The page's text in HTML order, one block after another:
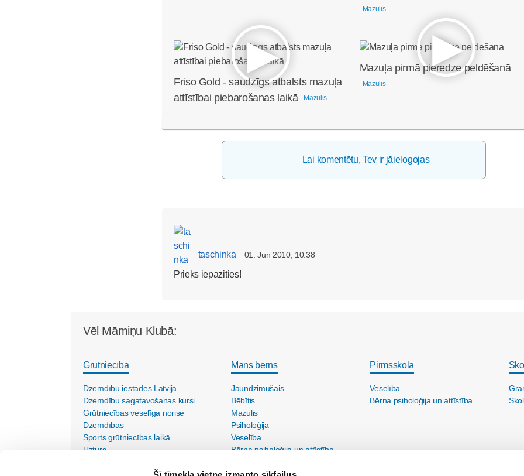
Mazulis
Friso Gold - saudzīgs atbalsts mazuļa
attīstībai piebarošanas laikā
Mazulis
Mazuļa pirmā pieredze peldēšanā
Mazulis
Lai komentētu, Tev ir jāielogojas
taschinka 01. Jun 2010, 10:38
Prieks iepazities!
Vēl Māmiņu Klubā:
Grūtniecība
Dzemdību iestādes Latvijā
Dzemdību sagatavošanas kursi
Grūtniecības veselīga norise
Dzemdības
Sports grūtniecības laikā
Uzturs
Mans bērns
Jaundzimušais
Bēbītis
Mazulis
Psiholoģija
Veselība
Bērna psiholoģija un attīstība
Pirmsskola
Veselība
Bērna psiholoģija un attīstība